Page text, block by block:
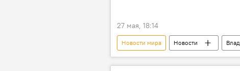
27 мая, 18:14
Новости мира Новости
Спецоперация России по защите